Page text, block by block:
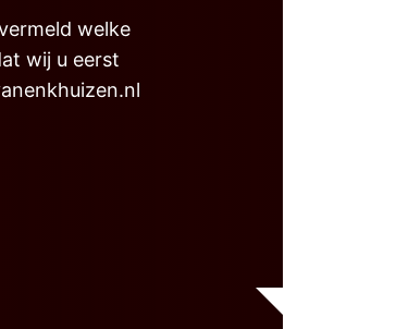
welke
wij u eerst